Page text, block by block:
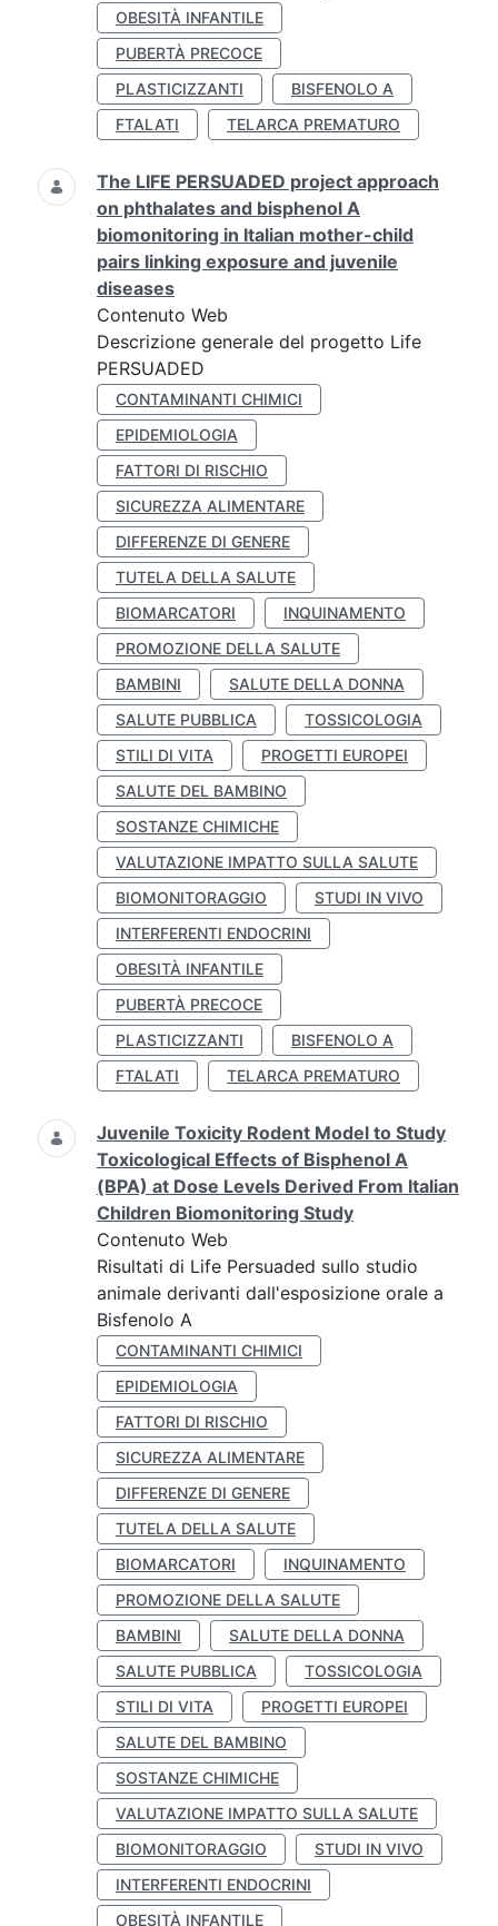
OBESITÀ INFANTILE
PUBERTÀ PRECOCE
PLASTICIZZANTI
BISFENOLO A
FTALATI
TELARCA PREMATURO
The LIFE PERSUADED project approach
on phthalates and bisphenol A
biomonitoring in Italian mother-child
pairs linking exposure and juvenile
diseases
Contenuto Web
Descrizione generale del progetto Life
PERSUADED
CONTAMINANTI CHIMICI
EPIDEMIOLOGIA
FATTORI DI RISCHIO
SICUREZZA ALIMENTARE
DIFFERENZE DI GENERE
TUTELA DELLA SALUTE
BIOMARCATORI
INQUINAMENTO
PROMOZIONE DELLA SALUTE
BAMBINI
SALUTE DELLA DONNA
SALUTE PUBBLICA
TOSSICOLOGIA
STILI DI VITA
PROGETTI EUROPEI
SALUTE DEL BAMBINO
SOSTANZE CHIMICHE
VALUTAZIONE IMPATTO SULLA SALUTE
BIOMONITORAGGIO
STUDI IN VIVO
INTERFERENTI ENDOCRINI
OBESITÀ INFANTILE
PUBERTÀ PRECOCE
PLASTICIZZANTI
BISFENOLO A
FTALATI
TELARCA PREMATURO
Juvenile Toxicity Rodent Model to Study
Toxicological Effects of Bisphenol A
(BPA) at Dose Levels Derived From Italian
Children Biomonitoring Study
Contenuto Web
Risultati di Life Persuaded sullo studio
animale derivanti dall'esposizione orale a
Bisfenolo A
CONTAMINANTI CHIMICI
EPIDEMIOLOGIA
FATTORI DI RISCHIO
SICUREZZA ALIMENTARE
DIFFERENZE DI GENERE
TUTELA DELLA SALUTE
BIOMARCATORI
INQUINAMENTO
PROMOZIONE DELLA SALUTE
BAMBINI
SALUTE DELLA DONNA
SALUTE PUBBLICA
TOSSICOLOGIA
STILI DI VITA
PROGETTI EUROPEI
SALUTE DEL BAMBINO
SOSTANZE CHIMICHE
VALUTAZIONE IMPATTO SULLA SALUTE
BIOMONITORAGGIO
STUDI IN VIVO
INTERFERENTI ENDOCRINI
OBESITÀ INFANTILE